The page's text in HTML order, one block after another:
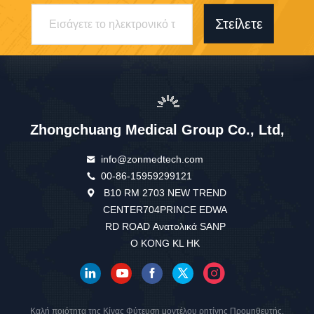
Στείλετε
Zhongchuang Medical Group Co., Ltd,
info@zonmedtech.com
00-86-15959299121
Β10 RM 2703 NEW TREND
CENTER704PRINCE EDWA
RD ROAD Ανατολικά SANP
O KONG KL HK
Καλή ποιότητα της Κίνας Φύτευση μοντέλου ρητίνης Προμηθευτής.